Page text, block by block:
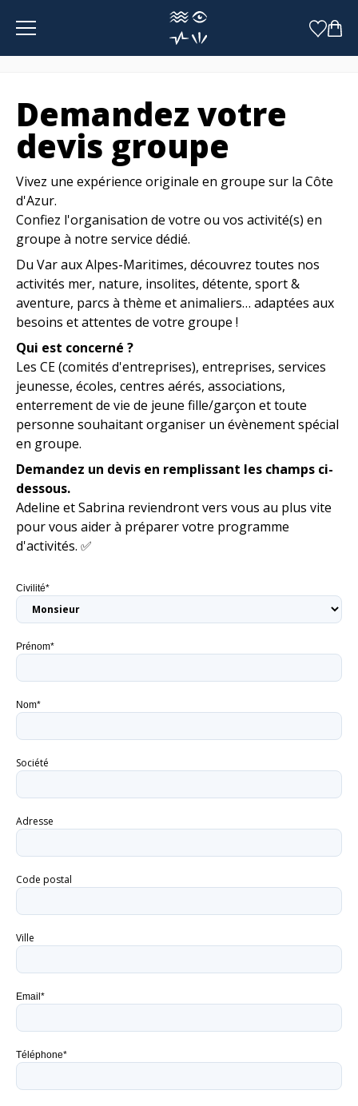
Panneau de gestion des cookies
Demandez votre
devis groupe
Vivez une expérience originale en groupe sur la Côte
d'Azur.
Confiez l'organisation de votre ou vos activité(s) en
groupe à notre service dédié.
Du Var aux Alpes-Maritimes, découvrez toutes nos
activités mer, nature, insolites, détente, sport &
aventure, parcs à thème et animaliers… adaptées aux
besoins et attentes de votre groupe !
Qui est concerné ?
Les CE (comités d'entreprises), entreprises, services
jeunesse, écoles, centres aérés, associations,
enterrement de vie de jeune fille/garçon et toute
personne souhaitant organiser un évènement spécial
en groupe.
Demandez un devis en remplissant les champs ci-
dessous.
Adeline et Sabrina reviendront vers vous au plus vite
pour vous aider à préparer votre programme
d'activités. ✅
Civilité*
Prénom*
Nom*
Société
Adresse
Code postal
Ville
Email*
Téléphone*